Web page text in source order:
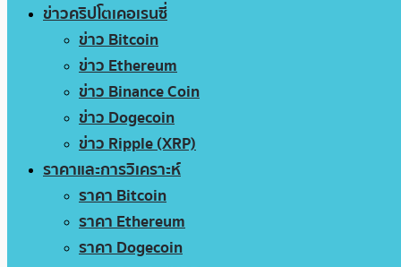
ข่าวคริปโตเคอเรนซี่
ข่าว Bitcoin
ข่าว Ethereum
ข่าว Binance Coin
ข่าว Dogecoin
ข่าว Ripple (XRP)
ราคาและการวิเคราะห์
ราคา Bitcoin
ราคา Ethereum
ราคา Dogecoin